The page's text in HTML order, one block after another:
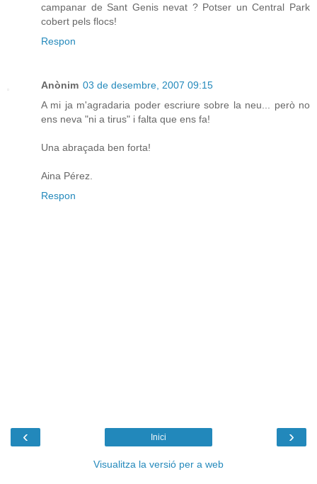
campanar de Sant Genis nevat ? Potser un Central Park
cobert pels flocs!
Respon
Anònim 03 de desembre, 2007 09:15
A mi ja m'agradaria poder escriure sobre la neu... però no
ens neva "ni a tirus" i falta que ens fa!
Una abraçada ben forta!
Aina Pérez.
Respon
‹ ›
Inici
Visualitza la versió per a web